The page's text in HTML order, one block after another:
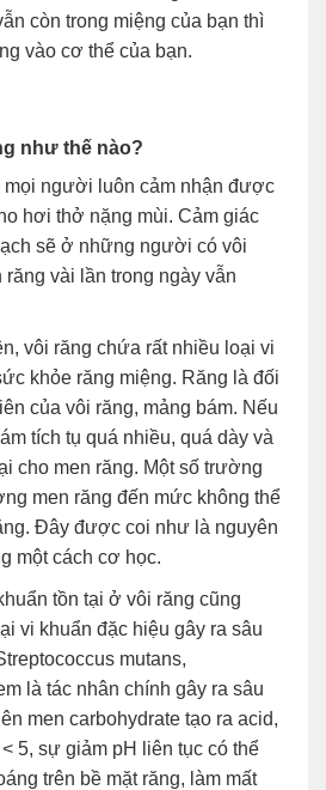
còn trong miệng của bạn thì
vào cơ thể của bạn.
như thế nào?
mọi người luôn cảm nhận được
hơi thở nặng mùi. Cảm giác
sẽ ở những người có vôi
răng vài lần trong ngày vẫn
vôi răng chứa rất nhiều loại vi
khỏe răng miệng. Răng là đối
của vôi răng, mảng bám. Nếu
tích tụ quá nhiều, quá dày và
cho men răng. Một số trường
men răng đến mức không thể
Đây được coi như là nguyên
một cách cơ học.
tồn tại ở vôi răng cũng
vi khuẩn đặc hiệu gây ra sâu
mutans,
là tác nhân chính gây ra sâu
men carbohydrate tạo ra acid,
5, sự giảm pH liên tục có thể
trên bề mặt răng, làm mất